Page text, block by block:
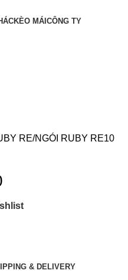
KÈO MÁI CÔNG TY
RE NGÓI RUBY RE10
& DELIVERY